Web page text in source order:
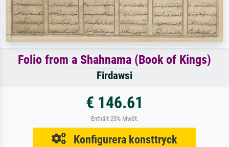
Folio from a Shahnama (Book of Kings)
Firdawsi
€ 146.61
Enthält 25% MwSt.
Konfigurera konsttryck